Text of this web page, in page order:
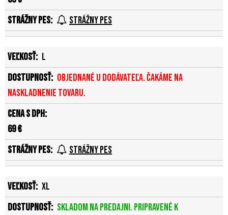
Strážny pes
L
Objednané u dodávateľa. Čakáme na
naskladnenie tovaru.
69 €
Strážny pes
XL
Skladom na predajni. Pripravené k